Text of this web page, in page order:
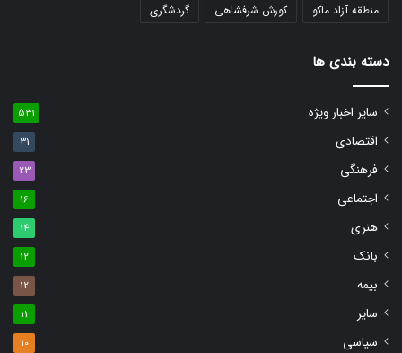
منطقه آزاد ماکو
کورش شرفشاهی گردشگری
دسته بندی ها
سایر اخبار ویژه 531
اقتصادی 31
فرهنگی 23
اجتماعی 16
هنری 14
بانک 12
بیمه 12
سایر 11
سیاسی 10